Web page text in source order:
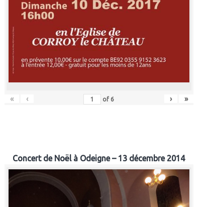
« ‹ of 6 › »
Concert de Noël à Odeigne – 13 décembre 2014